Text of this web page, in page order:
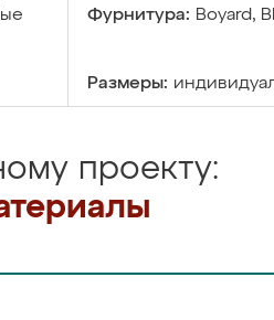
Фурнитура: Boyard,
Размеры:
проекту: